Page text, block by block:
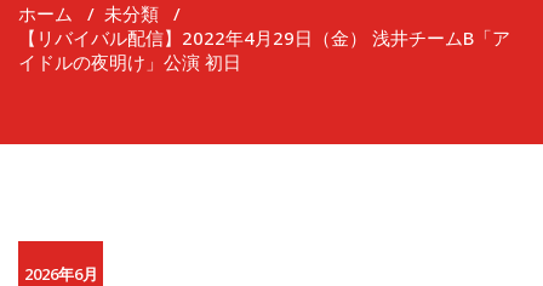
ホーム / 未分類 /
【リバイバル配信】2022年4月29日（金） 浅井チームB「ア
イドルの夜明け」公演 初日
2026年6月